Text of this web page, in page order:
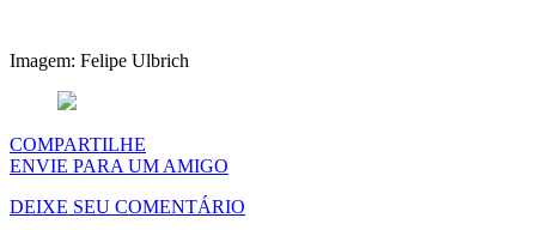
Imagem: Felipe Ulbrich
COMPARTILHE
ENVIE PARA UM AMIGO
DEIXE SEU COMENTÁRIO